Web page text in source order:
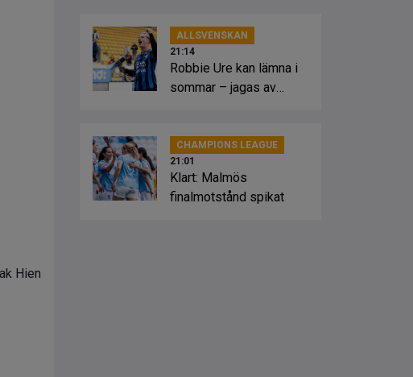
Hien
ALLSVENSKAN
21:14
Robbie Ure kan lämna i
sommar – jagas av
CHAMPIONS LEAGUE
21:01
Klart: Malmös
finalmotstånd spikat